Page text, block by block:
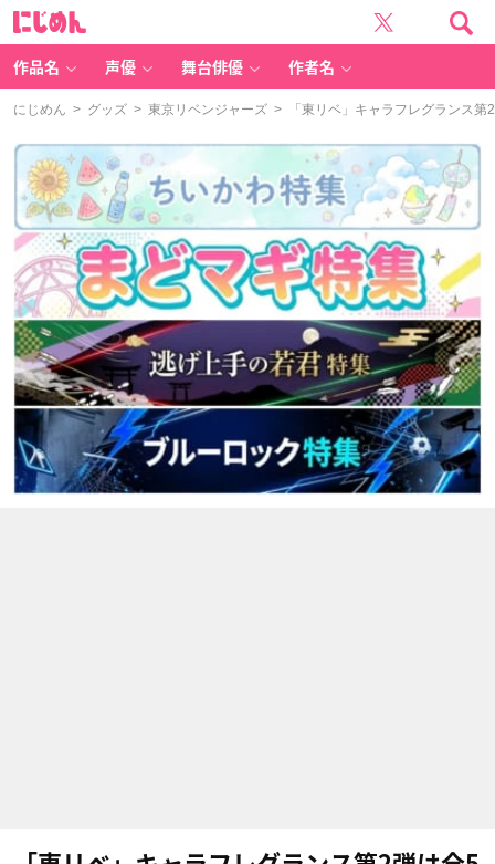
作品名 声優 舞台俳優 作者名
にじめん > グッズ > 東京リベンジャーズ > 「東リベ」キャラフレグランス第